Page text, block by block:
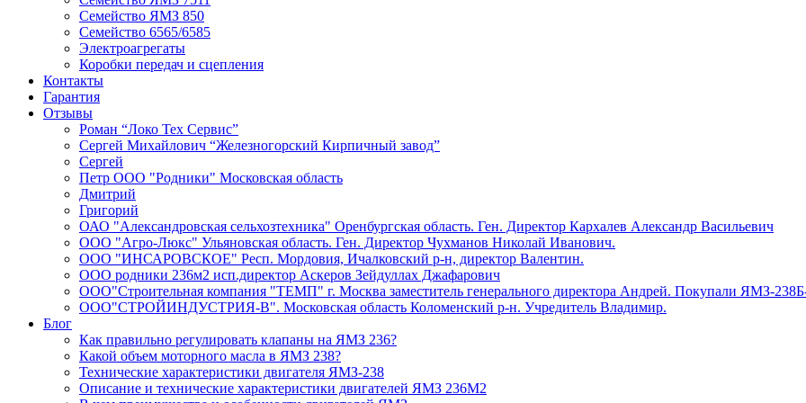
Семейство ЯМЗ 850
Семейство 6565/6585
Электроагрегаты
Коробки передач и сцепления
Контакты
Гарантия
Отзывы
Роман “Локо Тех Сервис”
Сергей Михайлович “Железногорский Кирпичный завод”
Сергей
Петр ООО "Родники" Московская область
Дмитрий
Григорий
ОАО "Александровская сельхозтехника" Оренбургская область. Ген. Директор Кархалев Александр Васильевич
ООО "Агро-Люкс" Ульяновская область. Ген. Директор Чухманов Николай Иванович.
ООО "ИНСАРОВСКОЕ" Респ. Мордовия, Ичалковский р-н, директор Валентин.
ООО родники 236м2 исп.директор Аскеров Зейдуллах Джафарович
ООО"Строительная компания "ТЕМП" г. Москва заместитель генерального директора Андрей. Покупали ЯМЗ-
ООО"СТРОЙИНДУСТРИЯ-В". Московская область Коломенский р-н. Учредитель Владимир.
Блог
Как правильно регулировать клапаны на ЯМЗ 236?
Какой объем моторного масла в ЯМЗ 238?
Технические характеристики двигателя ЯМЗ-238
Описание и технические характеристики двигателей ЯМЗ 236М2